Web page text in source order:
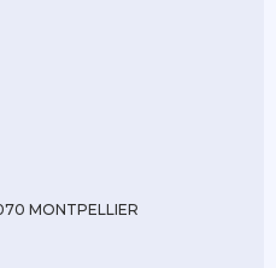
MONTPELLIER